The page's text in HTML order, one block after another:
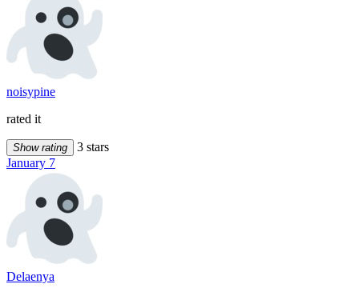
noisypine
rated it
Show rating
3 stars
January 7
Delaenya